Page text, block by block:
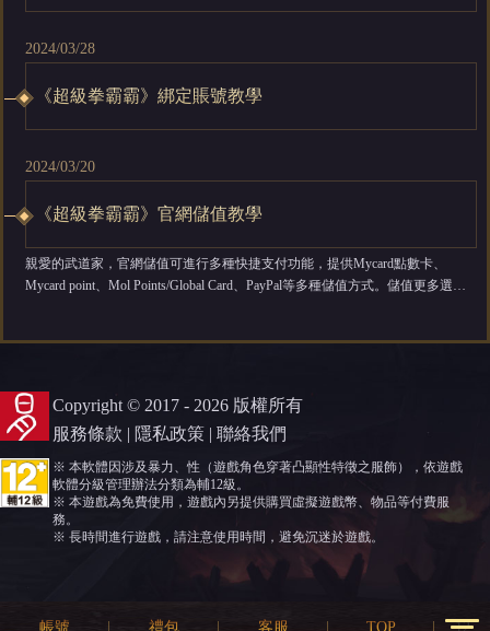
2024/03/28
《超級拳霸霸》綁定賬號教學
2024/03/20
《超級拳霸霸》官網儲值教學
親愛的武道家，官網儲值可進行多種快捷支付功能，提供Mycard點數卡、
Mycard point、Mol Points/Global Card、PayPal等多種儲值方式。儲值更多選
Copyright © 2017 - 2026 版權所有
服務條款
隱私政策 聯絡我們
※ 本軟體因涉及暴力、性（遊戲角色穿著凸顯性特徵之服飾），依遊戲
軟體分級管理辦法分類為輔12級。
※ 本遊戲為免費使用，遊戲內另提供購買虛擬遊戲幣、物品等付費服
務。
※ 長時間進行遊戲，請注意使用時間，避免沉迷於遊戲。
帳號 禮包 客服 TOP 12